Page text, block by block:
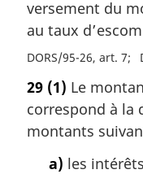
versement du
au taux
DORS/95-26, art. 7
29 (1) Le
correspond à la
montants
a) les